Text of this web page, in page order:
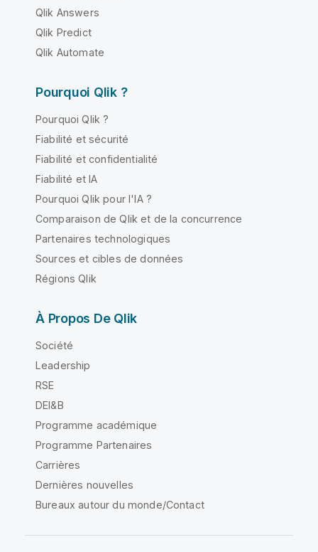
Qlik Answers
Qlik Predict
Qlik Automate
Pourquoi Qlik ?
Pourquoi Qlik ?
Fiabilité et sécurité
Fiabilité et confidentialité
Fiabilité et IA
Pourquoi Qlik pour l'IA ?
Comparaison de Qlik et de la concurrence
Partenaires technologiques
Sources et cibles de données
Régions Qlik
À Propos De Qlik
Société
Leadership
RSE
DEI&B
Programme académique
Programme Partenaires
Carrières
Dernières nouvelles
Bureaux autour du monde/Contact